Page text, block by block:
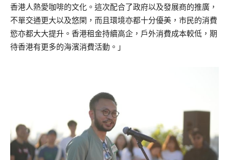
香港人熱愛咖啡的文化。這次配合了政府以及發展商的推廣，
不單交通更大以及悠閑，而且環境亦都十分優美，市民的消費
慾亦都大大提升。香港租金持續高企，戶外消費成本較低，期
待香港有更多的海濱消費活動。」